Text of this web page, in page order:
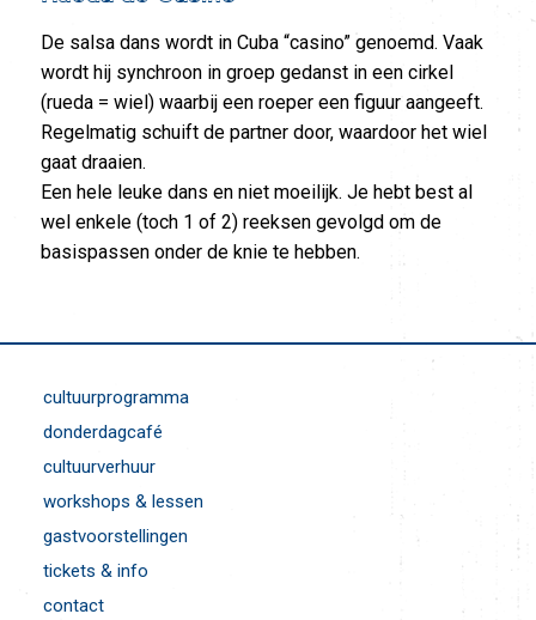
De salsa dans wordt in Cuba “casino” genoemd. Vaak
wordt hij synchroon in groep gedanst in een cirkel
(rueda = wiel) waarbij een roeper een figuur aangeeft.
Regelmatig schuift de partner door, waardoor het wiel
gaat draaien.
Een hele leuke dans en niet moeilijk. Je hebt best al
wel enkele (toch 1 of 2) reeksen gevolgd om de
basispassen onder de knie te hebben.
cultuurprogramma
donderdagcafé
cultuurverhuur
workshops & lessen
gastvoorstellingen
tickets & info
contact